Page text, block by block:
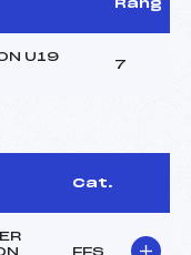
Rang
U19
7
Cat.
FFS